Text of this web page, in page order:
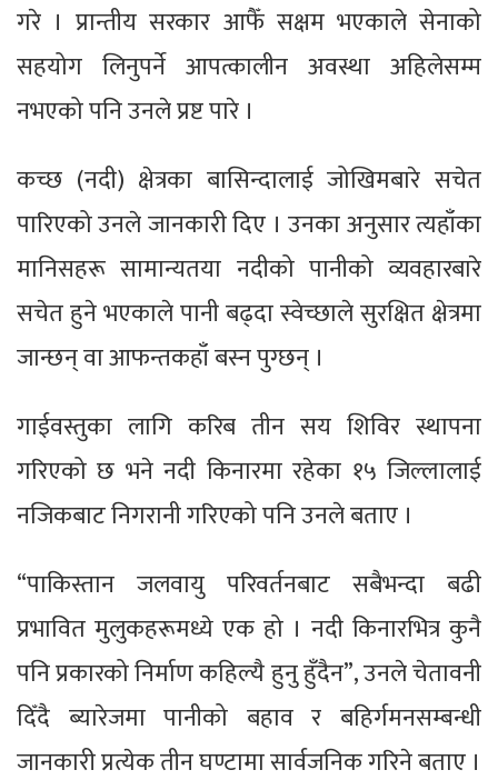
गरे । प्रान्तीय सरकार आफैँ सक्षम भएकाले सेनाको
सहयोग लिनुपर्ने आपत्कालीन अवस्था अहिलेसम्म
नभएको पनि उनले प्रष्ट पारे ।
कच्छ (नदी) क्षेत्रका बासिन्दालाई जोखिमबारे सचेत
पारिएको उनले जानकारी दिए । उनका अनुसार त्यहाँका
मानिसहरू सामान्यतया नदीको पानीको व्यवहारबारे
सचेत हुने भएकाले पानी बढ्दा स्वेच्छाले सुरक्षित क्षेत्रमा
जान्छन् वा आफन्तकहाँ बस्न पुग्छन् ।
गाईवस्तुका लागि करिब तीन सय शिविर स्थापना
गरिएको छ भने नदी किनारमा रहेका १५ जिल्लालाई
नजिकबाट निगरानी गरिएको पनि उनले बताए ।
“पाकिस्तान जलवायु परिवर्तनबाट सबैभन्दा बढी
प्रभावित मुलुकहरूमध्ये एक हो । नदी किनारभित्र कुनै
पनि प्रकारको निर्माण कहिल्यै हुनु हुँदैन”, उनले चेतावनी
दिँदै ब्यारेजमा पानीको बहाव र बहिर्गमनसम्बन्धी
जानकारी प्रत्येक तीन घण्टामा सार्वजनिक गरिने बताए ।